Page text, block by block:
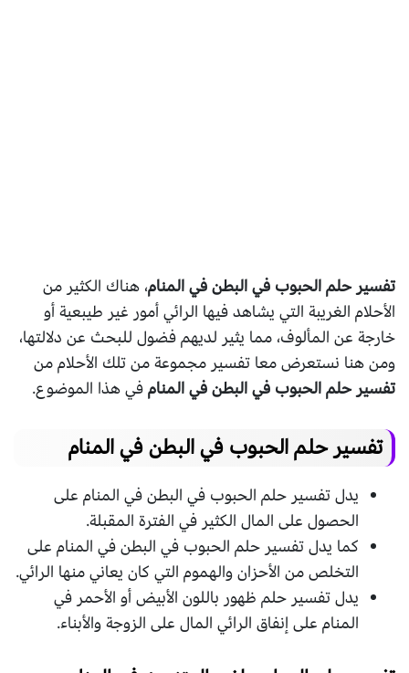
تفسير حلم الحبوب في البطن في المنام، هناك الكثير من
الأحلام الغريبة التي يشاهد فيها الرائي أمور غير طيبعية أو
خارجة عن المألوف، مما يثير لديهم فضول للبحث عن دلالتها،
ومن هنا نستعرض معا تفسير مجموعة من تلك الأحلام من
تفسير حلم الحبوب في البطن في المنامفي هذا الموضوع.
تفسير حلم الحبوب في البطن في المنام
يدل تفسير حلم الحبوب في البطن في المنام على
الحصول على المال الكثير في الفترة المقبلة.
كما يدل تفسير حلم الحبوب في البطن في المنام على
التخلص من الأحزان والهموم التي كان يعاني منها الرائي.
يدل تفسير حلم ظهور باللون الأبيض أو الأحمر في
المنام على إنفاق الرائي المال على الزوجة والأبناء.